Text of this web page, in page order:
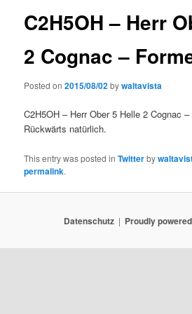
C2H5OH – Herr
2 Cognac –
Posted on2015/08/02bywaltavista
C2H5OH – Herr Ober 5 Helle 2 Cognac
Rückwärts natürlich.
This entry was posted inTwitterby
permalink.
Datenschutz Proudly